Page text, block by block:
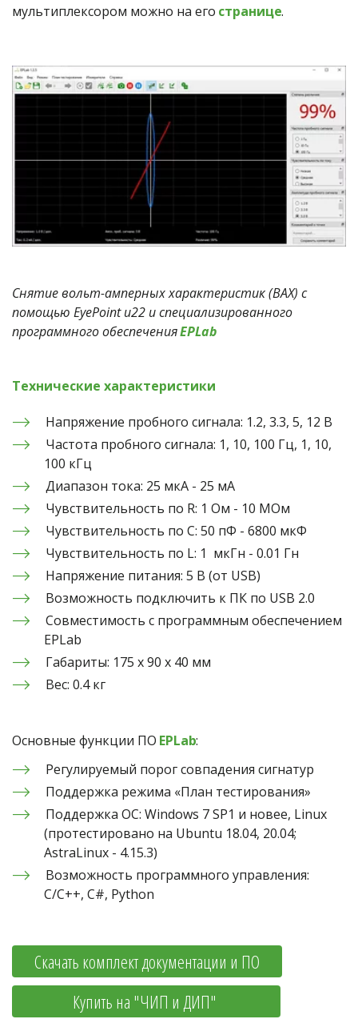
мультиплексором можно на его странице.
Снятие вольт-амперных характеристик (ВАХ) с
помощью EyePoint u22 и специализированного
программного обеспечения EPLab
Технические характеристики
Напряжение пробного сигнала: 1.2, 3.3, 5, 12 В
Частота пробного сигнала: 1, 10, 100 Гц, 1, 10,
100 кГц
Диапазон тока: 25 мкА - 25 мА
Чувствительность по R: 1 Ом - 10 МОм
Чувствительность по C: 50 пФ - 6800 мкФ
Чувствительность по L: 1  мкГн - 0.01 Гн
Напряжение питания: 5 В (от USB)
Возможность подключить к ПК по USB 2.0
Совместимость с программным обеспечением
EPLab
Габариты: 175 х 90 х 40 мм
Вес: 0.4 кг
Основные функции ПО EPLab:
Регулируемый порог совпадения сигнатур
Поддержка режима «План тестирования»
Поддержка ОС: Windows 7 SP1 и новее, Linux
(протестировано на Ubuntu 18.04, 20.04;
AstraLinux - 4.15.3)
Возможность программного управления:
C/C++, C#, Python
Скачать комплект документации и ПО
            Купить на "ЧИП и ДИП"